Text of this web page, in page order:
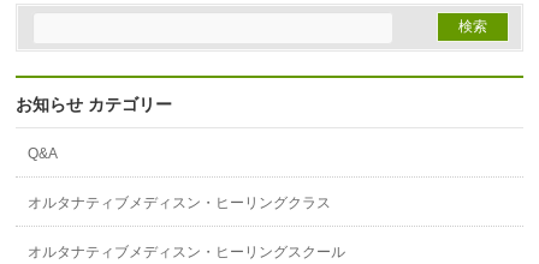
お知らせ カテゴリー
Q&A
オルタナティブメディスン・ヒーリングクラス
オルタナティブメディスン・ヒーリングスクール